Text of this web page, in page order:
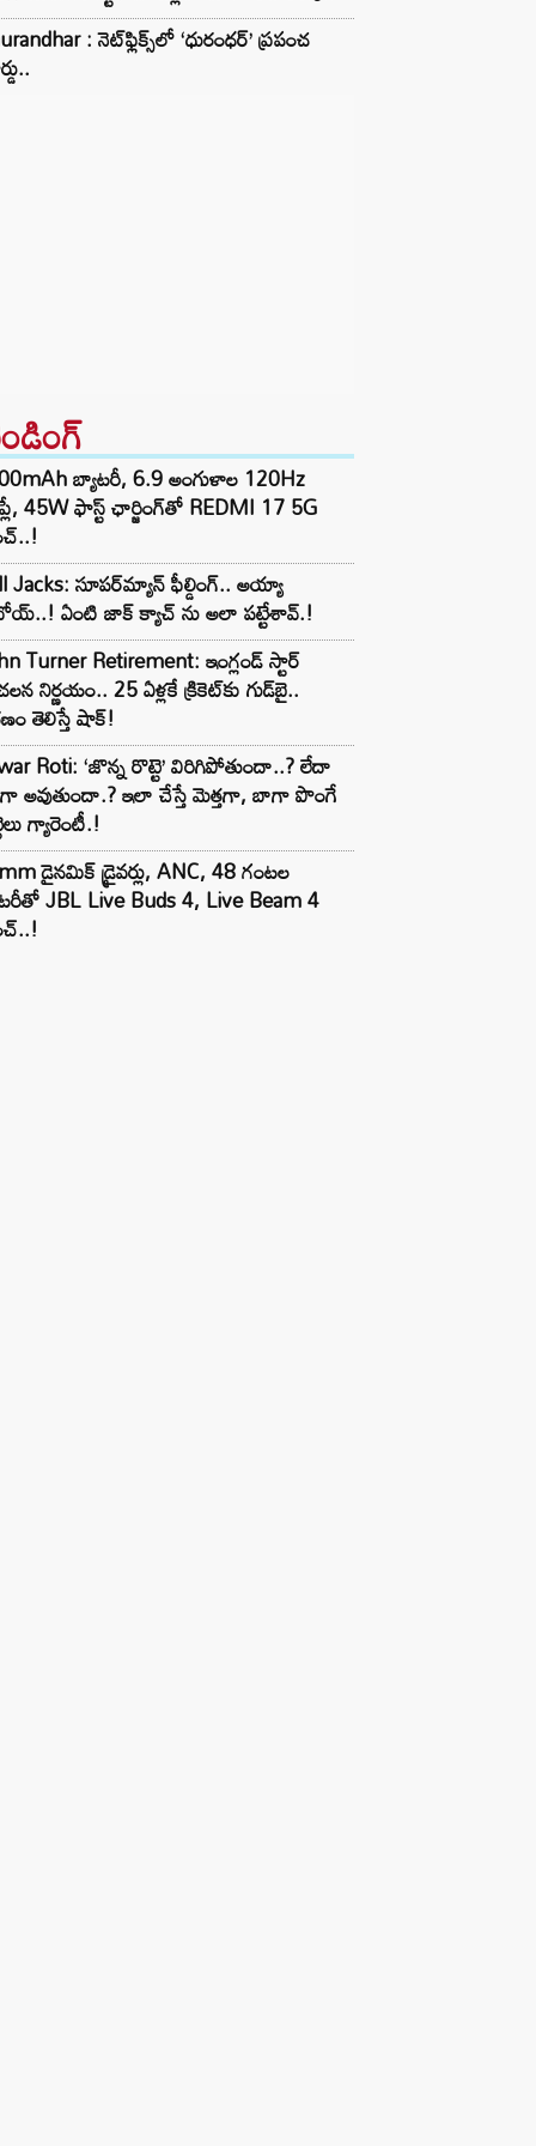
: నెట్‌ఫ్లిక్స్‌లో ‘ధురంధర్’ ప్రపంచ
బ్యాటరీ, 6.9 అంగుళాల 120Hz
45W ఫాస్ట్ ఛార్జింగ్‌తో REDMI 17 5G
Jacks: సూపర్‌మ్యాన్ ఫీల్డింగ్.. అయ్యా
ఏంటి జాక్ క్యాచ్ ను అలా పట్టేశావ్.!
Turner Retirement: ఇంగ్లండ్ స్టార్
నిర్ణయం.. 25 ఏళ్లకే క్రికెట్‌కు గుడ్‌బై..
తెలిస్తే షాక్!
Roti: ‘జొన్న రొట్టె’ విరిగిపోతుందా..? లేదా
అవుతుందా.? ఇలా చేస్తే మెత్తగా, బాగా పొంగే
గ్యారెంటీ.!
డైనమిక్ డ్రైవర్లు, ANC, 48 గంటల
JBL Live Buds 4, Live Beam 4